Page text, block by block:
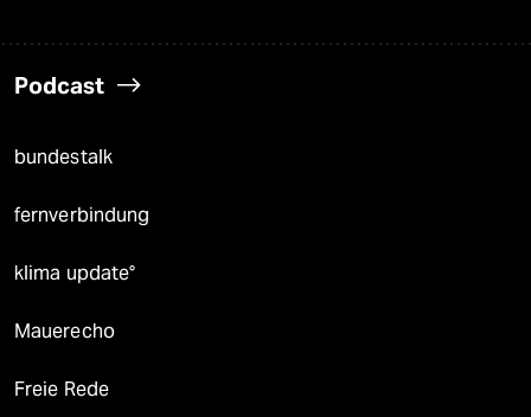
Podcast
bundestalk
fernverbindung
klima update°
Mauerecho
Freie Rede